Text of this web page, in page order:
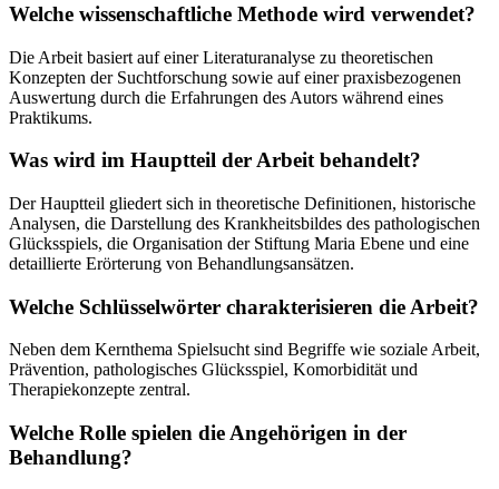
Welche wissenschaftliche Methode wird verwendet?
Die Arbeit basiert auf einer Literaturanalyse zu theoretischen
Konzepten der Suchtforschung sowie auf einer praxisbezogenen
Auswertung durch die Erfahrungen des Autors während eines
Praktikums.
Was wird im Hauptteil der Arbeit behandelt?
Der Hauptteil gliedert sich in theoretische Definitionen, historische
Analysen, die Darstellung des Krankheitsbildes des pathologischen
Glücksspiels, die Organisation der Stiftung Maria Ebene und eine
detaillierte Erörterung von Behandlungsansätzen.
Welche Schlüsselwörter charakterisieren die Arbeit?
Neben dem Kernthema Spielsucht sind Begriffe wie soziale Arbeit,
Prävention, pathologisches Glücksspiel, Komorbidität und
Therapiekonzepte zentral.
Welche Rolle spielen die Angehörigen in der
Behandlung?